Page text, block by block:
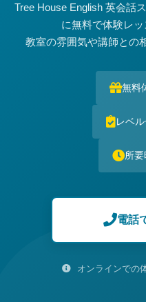
Tree House English 英会話
に無料で体験レッ
教室の雰囲気や講師との
無料
レベ
所
電話
オンラインでの